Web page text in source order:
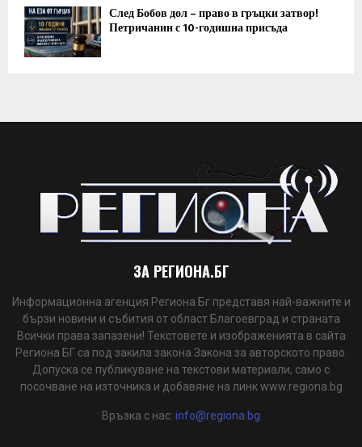
След Бобов дол – право в гръцки затвор!
Петричанин с 10-годишна присъда
ЗА РЕГИОНА.БГ
Информационна агенция Региона Бг представя най-важните и
бързи новини и събития от област Благоевград и страната
Всички права запазени! Текстовете и изображенията в сайта
Региона БГ са под закила закона Закона за авторското право.
Допуска се публикуване на текстови материали, само с
посочване на източника и добавяне на линк www.regiona.bg
Връзка с нас: info@regiona.bg